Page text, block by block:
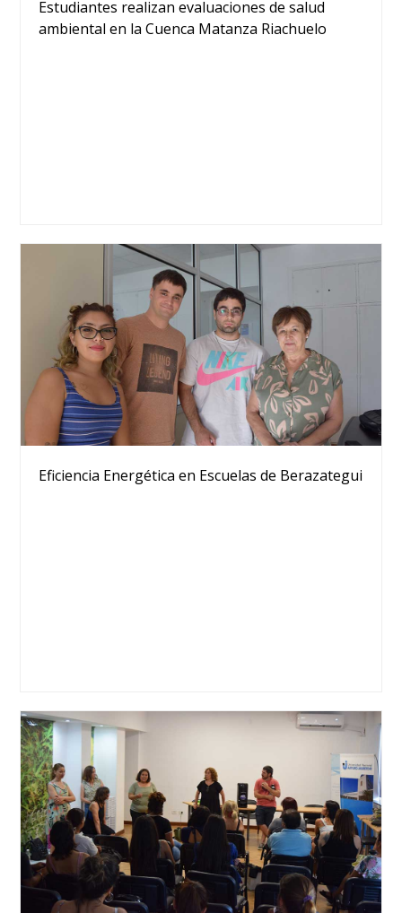
Estudiantes realizan evaluaciones de salud
ambiental en la Cuenca Matanza Riachuelo
Eficiencia Energética en Escuelas de Berazategui